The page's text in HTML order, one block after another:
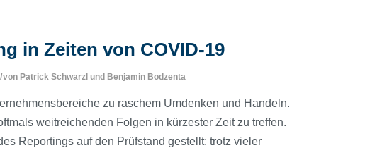
in Zeiten von COVID-19
/von Patrick Schwarzl und Benjamin Bodzenta
zu raschem Umdenken und Handeln.
weitreichenden Folgen in kürzester Zeit zu treffen.
Reportings auf den Prüfstand gestellt: trotz vieler